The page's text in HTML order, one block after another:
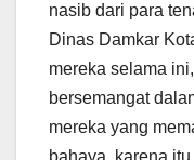
nasib dari para
Dinas Damkar
mereka selama
bersemangat
mereka yang